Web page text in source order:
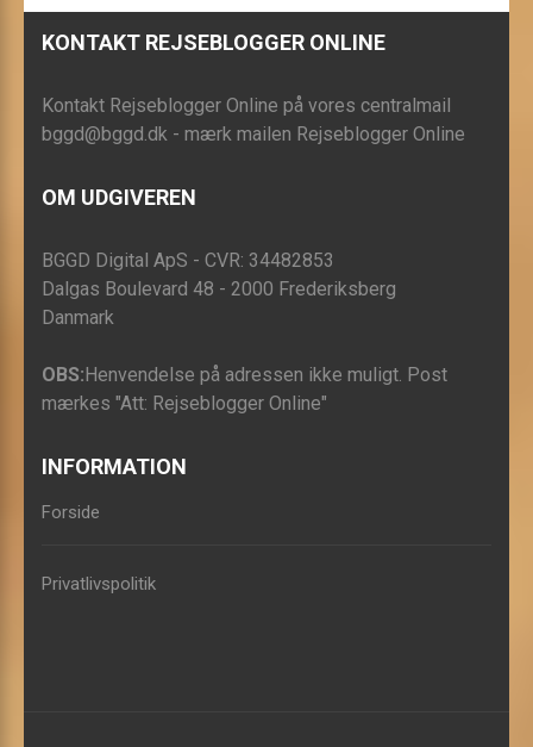
KONTAKT REJSEBLOGGER ONLINE
Kontakt Rejseblogger Online på vores centralmail
bggd@bggd.dk - mærk mailen Rejseblogger Online
OM UDGIVEREN
BGGD Digital ApS - CVR: 34482853
Dalgas Boulevard 48 - 2000 Frederiksberg
Danmark
OBS:Henvendelse på adressen ikke muligt. Post
mærkes "Att: Rejseblogger Online"
INFORMATION
Forside
Privatlivspolitik